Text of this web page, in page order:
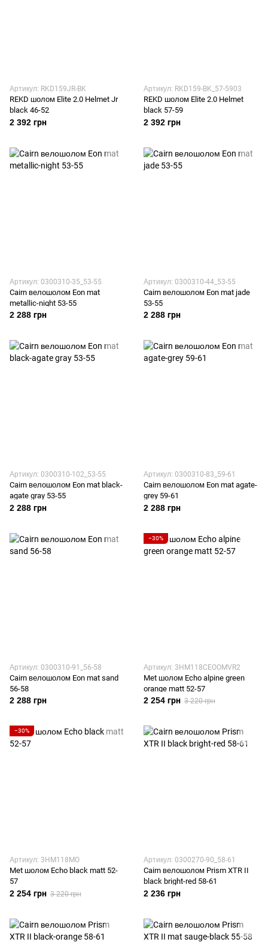
Артикул: RKD159JR-BK
REKD шолом Elite 2.0 Helmet Jr
black 46-52
2 392 грн
Артикул: RKD159-BK_57-5903
REKD шолом Elite 2.0 Helmet
black 57-59
2 392 грн
Артикул: 0300310-35_53-55
Cairn велошолом Eon mat
metallic-night 53-55
2 288 грн
Артикул: 0300310-44_53-55
Cairn велошолом Eon mat jade
53-55
2 288 грн
Артикул: 0300310-102_53-55
Cairn велошолом Eon mat black-
agate gray 53-55
2 288 грн
Артикул: 0300310-83_59-61
Cairn велошолом Eon mat agate-
grey 59-61
2 288 грн
Артикул: 0300310-91_56-58
Cairn велошолом Eon mat sand
56-58
2 288 грн
−30%
Артикул: 3HM118CEOOMVR2
Met шолом Echo alpine green
orange matt 52-57
2 254 грн 3 220 грн
−30%
Артикул: 3HM118MO
Met шолом Echo black matt 52-
57
2 254 грн 3 220 грн
Артикул: 0300270-90_58-61
Cairn велошолом Prism XTR II
black bright-red 58-61
2 236 грн